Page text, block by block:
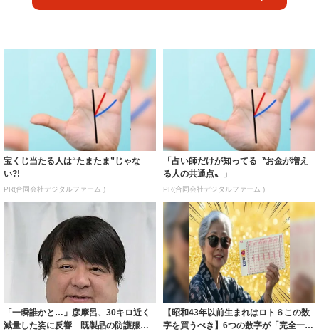
宝くじ当たる人は“たまたま”じゃな
い?!
PR(合同会社デジタルファーム )
「占い師だけが知ってる〝お金が増え
る人の共通点〟」
PR(合同会社デジタルファーム )
「一瞬誰かと…」彦摩呂、30キロ近く
減量した姿に反響 既製品の防護服が
【昭和43年以前生まれはロト６この数
字を買うべき】6つの数字が「完全一